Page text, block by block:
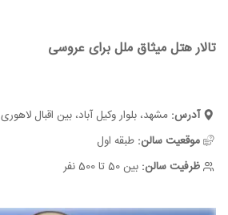
تالار هتل میثاق ملل برای عروسی
آدرس: مشهد، بلوار وکیل آباد، بین اقبال لاهوری ۲۰ و ۲۲
موقعیت سالن: طبقه اول
ظرفیت سالن:بین 50 تا 500 نفر